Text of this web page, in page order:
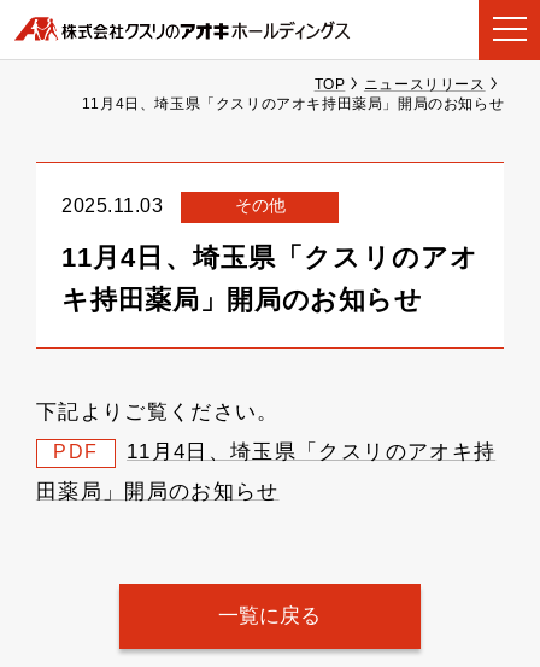
TOP
ニュースリリース
11月4日、埼玉県「クスリのアオキ持田薬局」開局のお知らせ
2025.11.03 その他
11月4日、埼玉県「クスリのアオ
キ持田薬局」開局のお知らせ
下記よりご覧ください。
PDF
11月4日、埼玉県「クスリのアオキ持
田薬局」開局のお知らせ
一覧に戻る